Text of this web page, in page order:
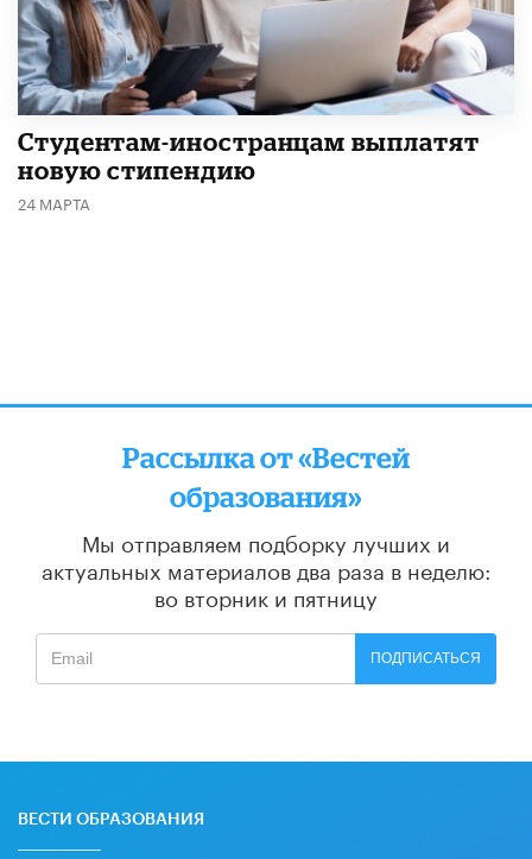
Студентам-иностранцам выплатят
новую стипендию
24 МАРТА
Рассылка от «Вестей
образования»
Мы отправляем подборку лучших и
актуальных материалов два раза в неделю:
во вторник и пятницу
ПОДПИСАТЬСЯ
ВЕСТИ ОБРАЗОВАНИЯ